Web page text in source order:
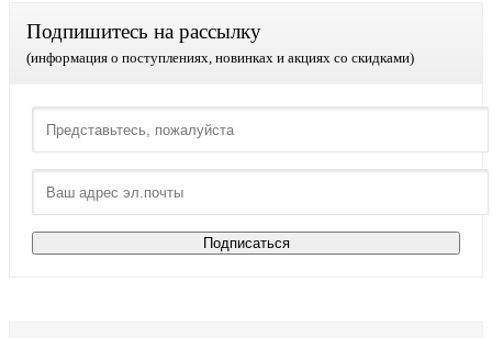
Подпишитесь на рассылку
(информация о поступлениях, новинках и акциях со скидками)